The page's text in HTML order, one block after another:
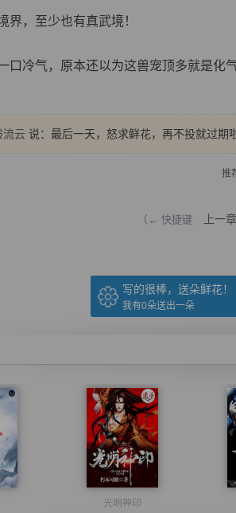
，至少也有真武境！
冷气，原本还以为这兽宠顶多就是化
流云 说：最后一天，怒求鲜花，再不投就过期
推
（← 快捷键 上一章
写的很棒，送朵鲜花！
我有0朵送出一朵
光明神印